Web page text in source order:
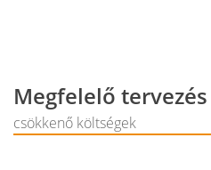
Megfelelő tervezés
csökkenő költségek